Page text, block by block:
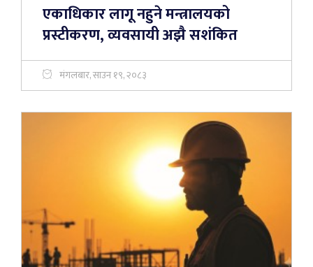
एकाधिकार लागू नहुने मन्त्रालयको
प्रस्टीकरण, व्यवसायी अझै सशंकित
मंगलबार, साउन १९, २०८३